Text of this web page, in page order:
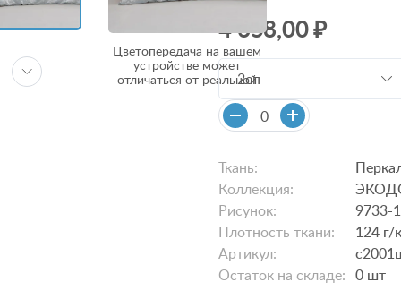
Цветопередача на вашем
устройстве может
отличаться от реальной
4 658,00 ₽
2сп
Ткань:
Коллекция:
Рисунок:
9733-1
Плотность ткани:
124 г/
Артикул:
Остаток на складе: 0 шт